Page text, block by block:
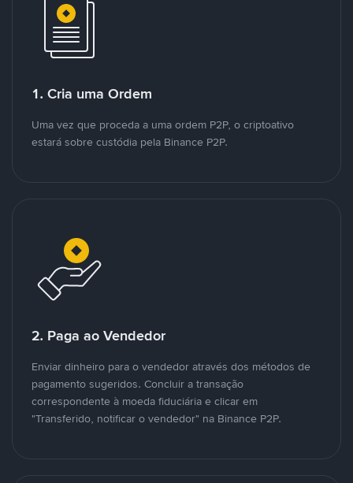
1. Cria uma Ordem
Uma vez que proceda a uma ordem P2P, o criptoativo
estará sobre custódia pela Binance P2P.
2. Paga ao Vendedor
Enviar dinheiro para o vendedor através dos métodos de
pagamento sugeridos. Concluir a transação
correspondente à moeda fiduciária e clicar em
"Transferido, notificar o vendedor" na Binance P2P.